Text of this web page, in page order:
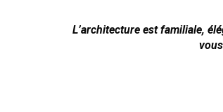
L’architecture est familiale,